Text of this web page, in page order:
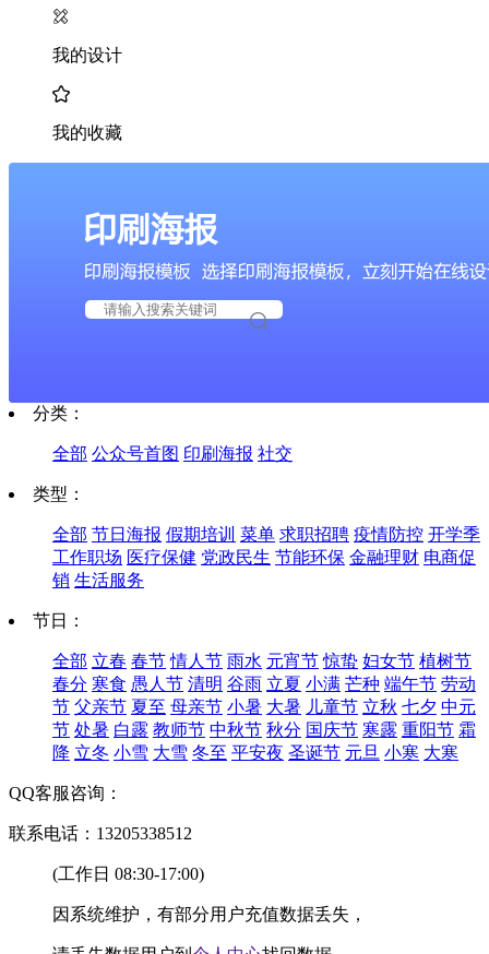
我的设计
我的收藏
分类：
全部 公众号首图 印刷海报 社交
类型：
全部 节日海报 假期培训 菜单 求职招聘 疫情防控 开学季
工作职场 医疗保健 党政民生 节能环保 金融理财 电商促
销 生活服务
节日：
全部 立春 春节 情人节 雨水 元宵节 惊蛰 妇女节 植树节
春分 寒食 愚人节 清明 谷雨 立夏 小满 芒种 端午节 劳动
节 父亲节 夏至 母亲节 小暑 大暑 儿童节 立秋 七夕 中元
节 处暑 白露 教师节 中秋节 秋分 国庆节 寒露 重阳节 霜
降 立冬 小雪 大雪 冬至 平安夜 圣诞节 元旦 小寒 大寒
QQ客服咨询：
联系电话：13205338512
(工作日 08:30-17:00)
因系统维护，有部分用户充值数据丢失，